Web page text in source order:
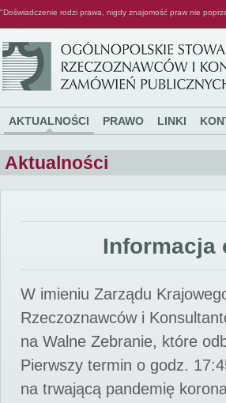
"Doświadczenie rodzi prawa, nigdy znajomość praw nie
AKTUALNOŚCI PRAWO LINKI
Aktualności
Informacja
W imieniu Zarządu
Rzeczoznawców i
na Walne Zebranie, które
Pierwszy termin o godz.
na trwającą pandemię